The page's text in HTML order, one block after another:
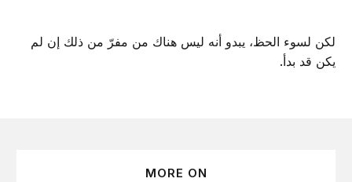
لكن لسوء الحظ، يبدو أنه ليس هناك من مفرّ من ذلك إن لم
يكن قد بدأ.
MORE ON